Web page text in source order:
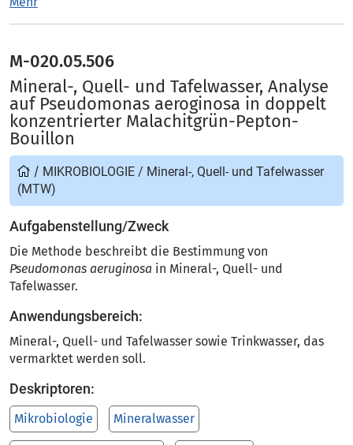
M-020.05.506
Mineral-, Quell- und Tafelwasser, Analyse
auf Pseudomonas aeroginosa in doppelt
konzentrierter Malachitgrün-Pepton-
Bouillon
/ MIKROBIOLOGIE / Mineral-, Quell- und Tafelwasser
(MTW)
Aufgabenstellung/Zweck
Die Methode beschreibt die Bestimmung von
Pseudomonas aeruginosa in Mineral-, Quell- und
Tafelwasser.
Anwendungsbereich:
Mineral-, Quell- und Tafelwasser sowie Trinkwasser, das
vermarktet werden soll.
Deskriptoren:
Mikrobiologie Mineralwasser